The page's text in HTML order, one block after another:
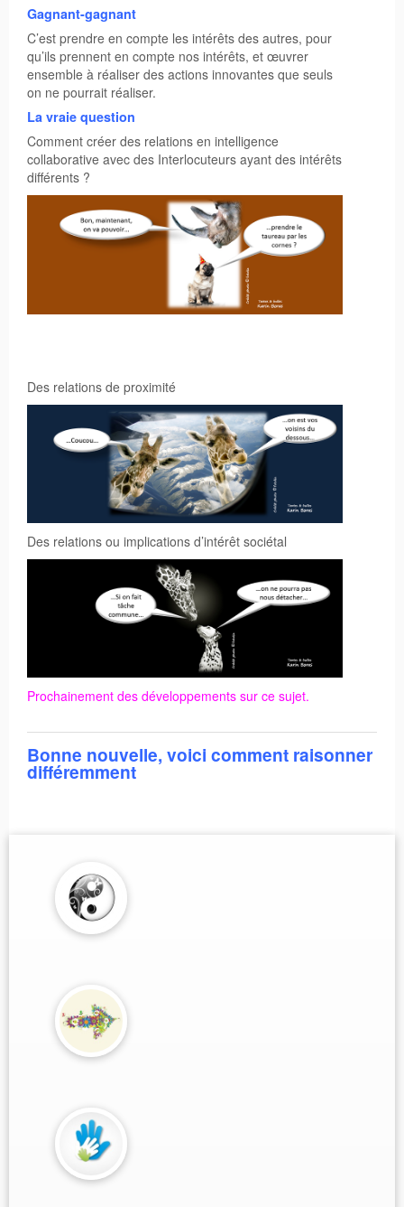
Gagnant-gagnant
C’est prendre en compte les intérêts des autres, pour
qu’ils prennent en compte nos intérêts, et œuvrer
ensemble à réaliser des actions innovantes que seuls
on ne pourrait réaliser.
La vraie question
Comment créer des relations en intelligence
collaborative avec des Interlocuteurs ayant des intérêts
différents ?
Des relations de proximité
Des relations ou implications d’intérêt sociétal
Prochainement des développements sur ce sujet.
Bonne nouvelle, voici comment raisonner
différemment